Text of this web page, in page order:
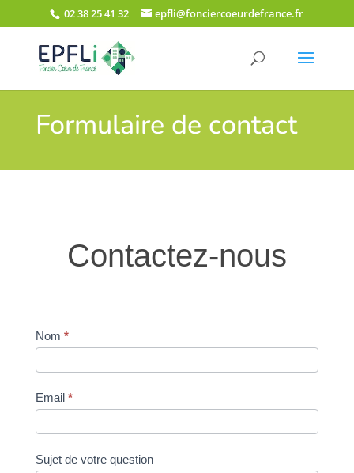
02 38 25 41 32 epfli@fonciercoeurdefrance.fr
Formulaire de contact
Contactez-nous
Nom *
Email *
Sujet de votre question